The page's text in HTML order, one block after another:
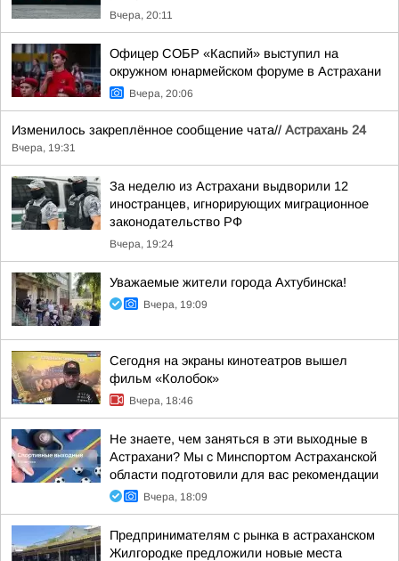
Вчера, 20:11
Офицер СОБР «Каспий» выступил на
окружном юнармейском форуме в Астрахани
Вчера, 20:06
Изменилось закреплённое сообщение чата// Астрахань 24
Вчера, 19:31
За неделю из Астрахани выдворили 12
иностранцев, игнорирующих миграционное
законодательство РФ
Вчера, 19:24
Уважаемые жители города Ахтубинска!
Вчера, 19:09
Сегодня на экраны кинотеатров вышел
фильм «Колобок»
Вчера, 18:46
Не знаете, чем заняться в эти выходные в
Астрахани? Мы с Минспортом Астраханской
области подготовили для вас рекомендации
Вчера, 18:09
Предпринимателям с рынка в астраханском
Жилгородке предложили новые места